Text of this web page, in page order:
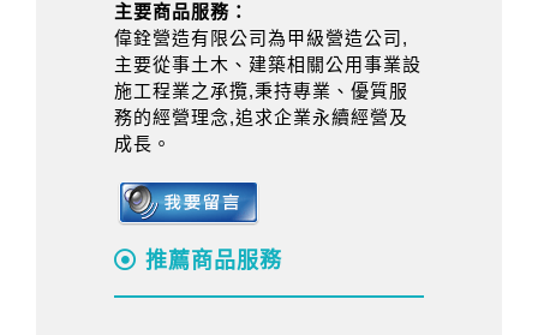
主要商品服務：
偉銓營造有限公司為甲級營造公司,
主要從事土木、建築相關公用事業設
施工程業之承攬,秉持專業、優質服
務的經營理念,追求企業永續經營及
成長。
推薦商品服務